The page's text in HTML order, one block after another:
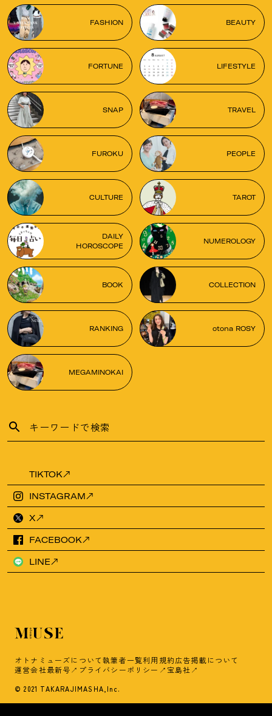
FASHION BEAUTY
FORTUNE LIFESTYLE
SNAP TRAVEL
FUROKU PEOPLE
CULTURE TAROT
DAILY
HOROSCOPE
NUMEROLOGY
BOOK COLLECTION
RANKING otona ROSY
MEGAMINOKAI
TIKTOK
INSTAGRAM
X
FACEBOOK
LINE
オトナミューズについて執筆者一覧利用規約広告掲載について
運営会社最新号 プライバシーポリシー 宝島社
© 2021 TAKARAJIMASHA,Inc.